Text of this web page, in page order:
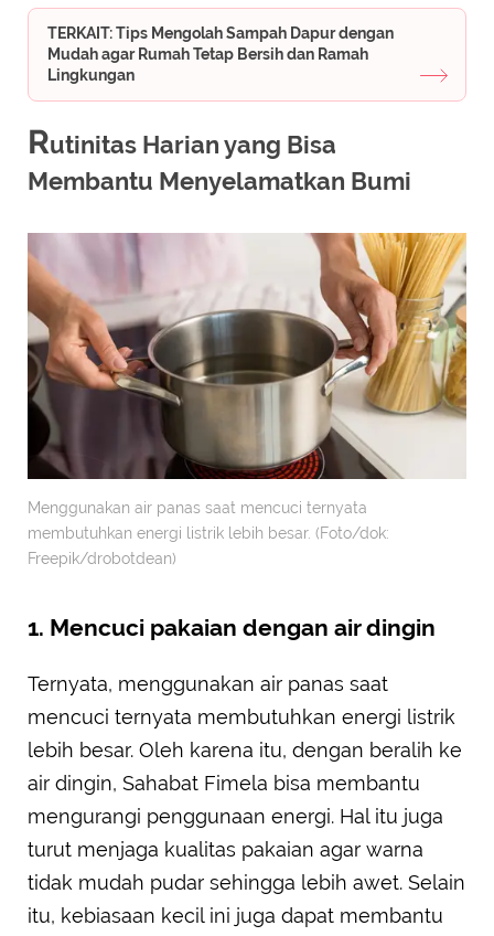
TERKAIT: Tips Mengolah Sampah Dapur dengan
Mudah agar Rumah Tetap Bersih dan Ramah
Lingkungan
Rutinitas Harian yang Bisa
Membantu Menyelamatkan Bumi
Menggunakan air panas saat mencuci ternyata
membutuhkan energi listrik lebih besar. (Foto/dok:
Freepik/drobotdean)
1. Mencuci pakaian dengan air dingin
Ternyata, menggunakan air panas saat
mencuci ternyata membutuhkan energi listrik
lebih besar. Oleh karena itu, dengan beralih ke
air dingin, Sahabat Fimela bisa membantu
mengurangi penggunaan energi. Hal itu juga
turut menjaga kualitas pakaian agar warna
tidak mudah pudar sehingga lebih awet. Selain
itu, kebiasaan kecil ini juga dapat membantu